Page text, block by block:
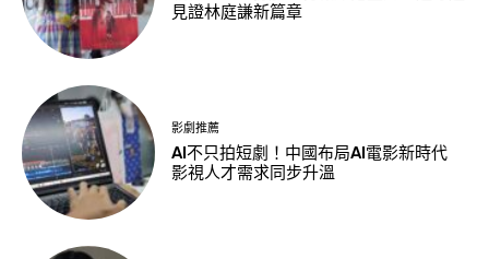
見證林庭謙新篇章
影劇推薦
AI不只拍短劇！中國布局AI電影新時代
影視人才需求同步升溫